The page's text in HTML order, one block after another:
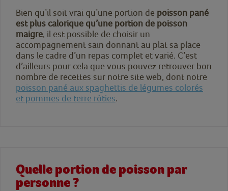
Bien qu’il soit vrai qu’une portion de poisson pané
est plus calorique qu’une portion de poisson
maigre, il est possible de choisir un
accompagnement sain donnant au plat sa place
dans le cadre d’un repas complet et varié. C’est
d’ailleurs pour cela que vous pouvez retrouver bon
nombre de recettes sur notre site web, dont notre
poisson pané aux spaghettis de légumes colorés
et pommes de terre rôties.
Quelle portion de poisson par
personne ?